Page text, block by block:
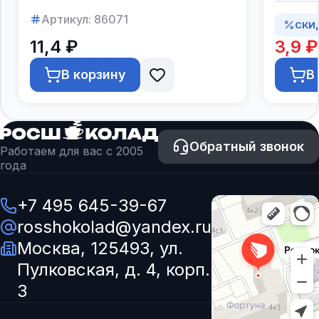
Артикул: 86071
11,4 ₽
В корзину
3,9 ₽
В
Работаем для вас с 2005
года
Обратный звонок
+7 495 645-39-67
rosshokolad@yandex.ru
Москва, 125493, ул.
Пулковская, д. 4, корп.
3